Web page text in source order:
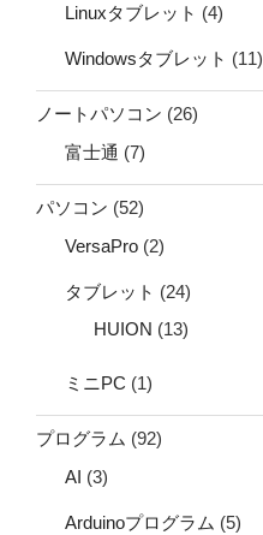
Linuxタブレット (4)
Windowsタブレット (11)
ノートパソコン (26)
富士通 (7)
パソコン (52)
VersaPro (2)
タブレット (24)
HUION (13)
ミニPC (1)
プログラム (92)
AI (3)
Arduinoプログラム (5)